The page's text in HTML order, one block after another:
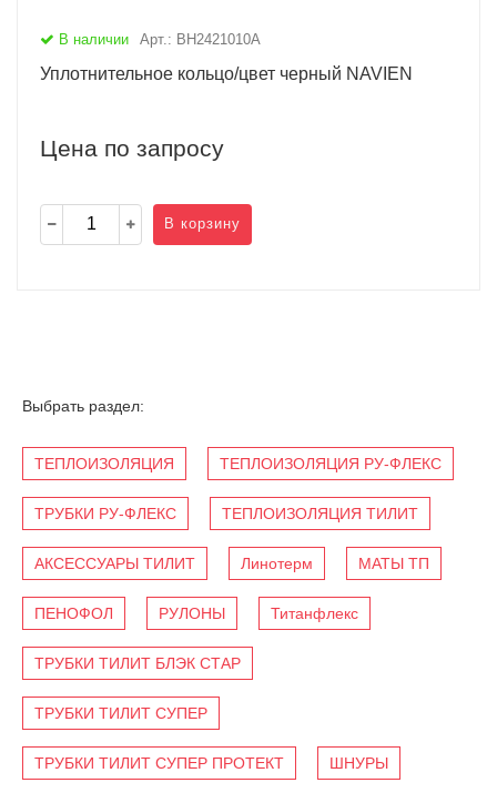
В наличии Арт.: BH2421010A
Уплотнительное кольцо/цвет черный NAVIEN
Цена по запросу
В корзину
Выбрать раздел:
ТЕПЛОИЗОЛЯЦИЯ ТЕПЛОИЗОЛЯЦИЯ РУ-ФЛЕКС
ТРУБКИ РУ-ФЛЕКС ТЕПЛОИЗОЛЯЦИЯ ТИЛИТ
АКСЕССУАРЫ ТИЛИТ Линотерм МАТЫ ТП
ПЕНОФОЛ РУЛОНЫ Титанфлекс
ТРУБКИ ТИЛИТ БЛЭК СТАР
ТРУБКИ ТИЛИТ СУПЕР
ТРУБКИ ТИЛИТ СУПЕР ПРОТЕКТ ШНУРЫ